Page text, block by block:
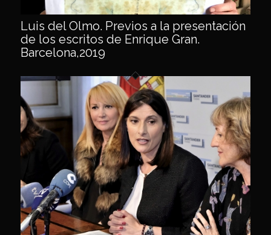
Luis del Olmo. Previos a la presentación
de los escritos de Enrique Gran.
Barcelona,2019